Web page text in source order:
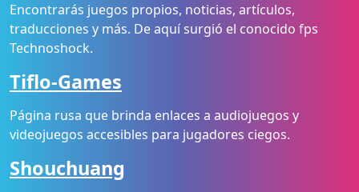
Encontrarás juegos propios, noticias, artículos,
traducciones y más. De aquí surgió el conocido fps
Technoshock.
Tiflo-Games
Página rusa que brinda enlaces a audiojuegos y
videojuegos accesibles para jugadores ciegos.
Shouchuang